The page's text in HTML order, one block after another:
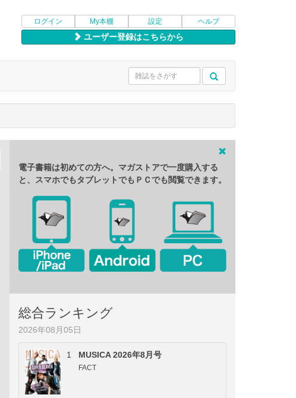
ログイン My本棚 設定 ヘルプ
ユーザー登録はこちらから
電子書籍は初めての方へ。マガストアで一度購入する
と、スマホでもタブレットでもＰＣでも閲覧できます。
総合ランキング
2026年08月05日
1 MUSICA 2026年8月号
FACT